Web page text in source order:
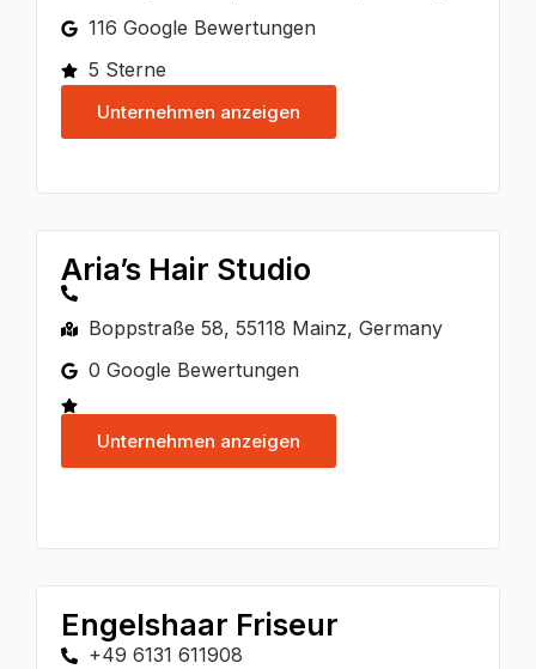
116 Google Bewertungen
5 Sterne
Unternehmen anzeigen
Aria’s Hair Studio
Boppstraße 58, 55118 Mainz, Germany
0 Google Bewertungen
Unternehmen anzeigen
Engelshaar Friseur
+49 6131 611908